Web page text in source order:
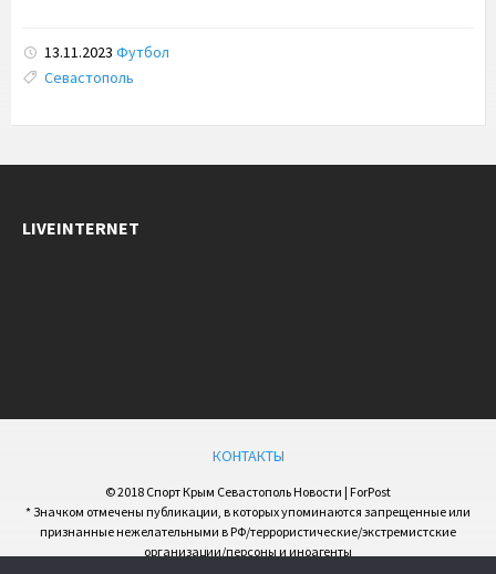
13.11.2023 Футбол
Tags:
Севастополь
LIVEINTERNET
КОНТАКТЫ
© 2018 Спорт Крым Севастополь Новости | ForPost
* Значком отмечены публикации, в которых упоминаются запрещенные или
признанные нежелательными в РФ/террористические/экстремистские
организации/персоны и иноагенты